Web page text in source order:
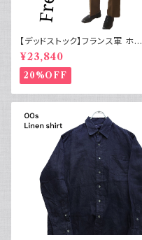
【デッドストック】フランス軍 ホス
ピタルコート リネンコート シン
グルタイプ
¥23,840
20%OFF